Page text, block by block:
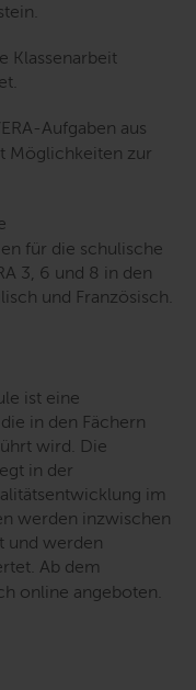
Klassenarbeit
Aufgaben aus
Möglichkeiten zur
für die schulische
3, 6 und 8 in den
und Französisch.
ist eine
in den Fächern
wird. Die
in der
im
werden inzwischen
und werden
Ab dem
online angeboten.